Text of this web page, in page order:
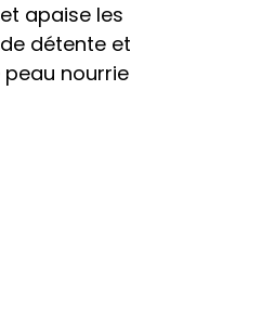
apaise les
détente et
nourrie